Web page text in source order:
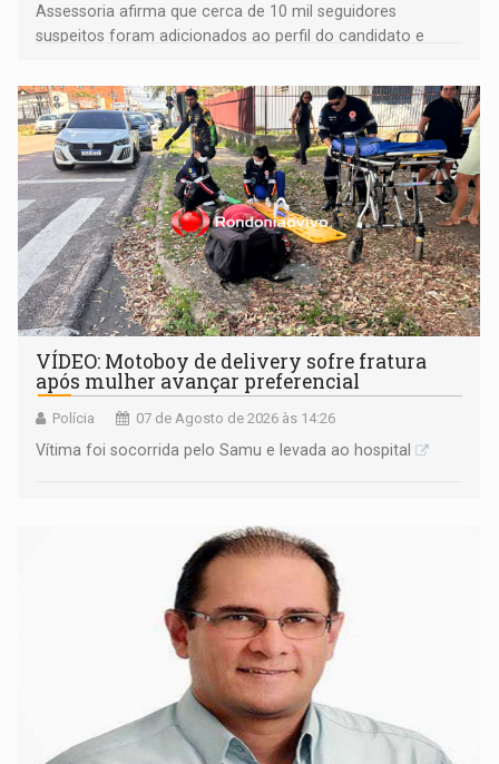
Assessoria afirma que cerca de 10 mil seguidores
suspeitos foram adicionados ao perfil do candidato e
remover as contas
VÍDEO: Motoboy de delivery sofre fratura
após mulher avançar preferencial
Polícia 07 de Agosto de 2026 às 14:26
Vítima foi socorrida pelo Samu e levada ao hospital